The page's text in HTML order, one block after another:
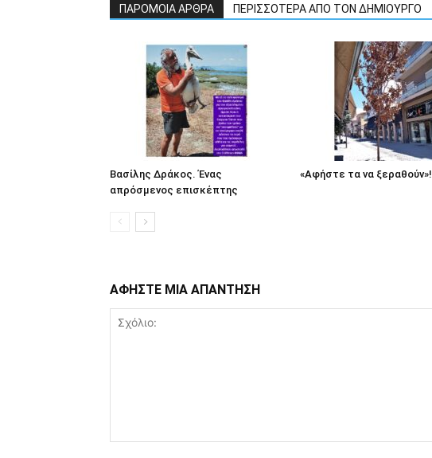
ΠΑΡΟΜΟΙΑ ΑΡΘΡΑ ΠΕΡΙΣΣΟΤΕΡΑ ΑΠΟ ΤΟΝ ΔΗΜΙΟΥΡΓΟ
Βασίλης Δράκος. Ένας
απρόσμενος επισκέπτης
«Αφήστε τα να ξεραθούν»!
ΑΦΗΣΤΕ ΜΙΑ ΑΠΑΝΤΗΣΗ